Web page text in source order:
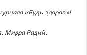
«Будь здоров»!
Мирра Радий.